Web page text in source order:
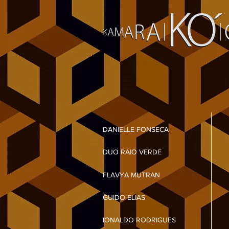
DANIELLE FONSECA
DUO RAIO VERDE
FLAVYA MUTRAN
GUIDO ELIAS
IONALDO RODRIGUES